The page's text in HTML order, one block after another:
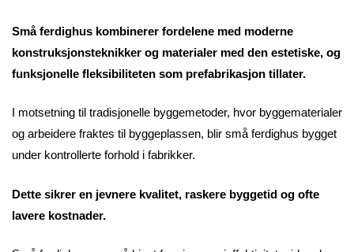
Små ferdighus kombinerer fordelene med moderne
konstruksjonsteknikker og materialer med den estetiske, og
funksjonelle fleksibiliteten som prefabrikasjon tillater.
I motsetning til tradisjonelle byggemetoder, hvor byggematerialer
og arbeidere fraktes til byggeplassen, blir små ferdighus bygget
under kontrollerte forhold i fabrikker.
Dette sikrer en jevnere kvalitet, raskere byggetid og ofte
lavere kostnader.